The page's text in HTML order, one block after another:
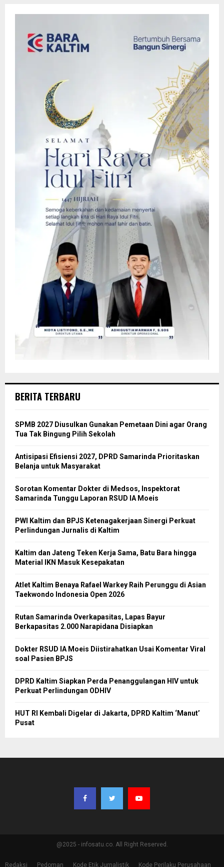
BERITA TERBARU
SPMB 2027 Diusulkan Gunakan Pemetaan Dini agar Orang
Tua Tak Bingung Pilih Sekolah
Antisipasi Efisiensi 2027, DPRD Samarinda Prioritaskan
Belanja untuk Masyarakat
Sorotan Komentar Dokter di Medsos, Inspektorat
Samarinda Tunggu Laporan RSUD IA Moeis
PWI Kaltim dan BPJS Ketenagakerjaan Sinergi Perkuat
Perlindungan Jurnalis di Kaltim
Kaltim dan Jateng Teken Kerja Sama, Batu Bara hingga
Material IKN Masuk Kesepakatan
Atlet Kaltim Benaya Rafael Warkey Raih Perunggu di Asian
Taekwondo Indonesia Open 2026
Rutan Samarinda Overkapasitas, Lapas Bayur
Berkapasitas 2.000 Narapidana Disiapkan
Dokter RSUD IA Moeis Diistirahatkan Usai Komentar Viral
soal Pasien BPJS
DPRD Kaltim Siapkan Perda Penanggulangan HIV untuk
Perkuat Perlindungan ODHIV
HUT RI Kembali Digelar di Jakarta, DPRD Kaltim ‘Manut’
Pusat
@2025 - infosatu.co. All Right Reserved.
Redaksi Pedoman Kode Etik Jurnalistik Kode Perilaku Perusahaan